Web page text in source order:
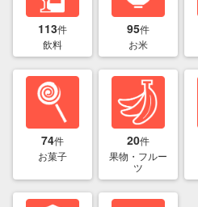
113件
飲料
95件
お米
74件
お菓子
20件
果物・フルー
ツ